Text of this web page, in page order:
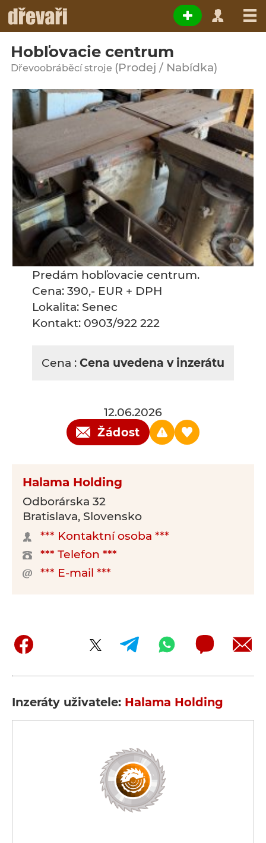
Hobľovacie centrum
Dřevoobráběcí stroje (Prodej / Nabídka)
Predám hobľovacie centrum.
Cena: 390,- EUR + DPH
Lokalita: Senec
Kontakt: 0903/922 222
Cena : Cena uvedena v inzerátu
12.06.2026
Žádost
Halama Holding
Odborárska 32
Bratislava, Slovensko
*** Kontaktní osoba ***
*** Telefon ***
*** E-mail ***
Inzeráty uživatele: Halama Holding